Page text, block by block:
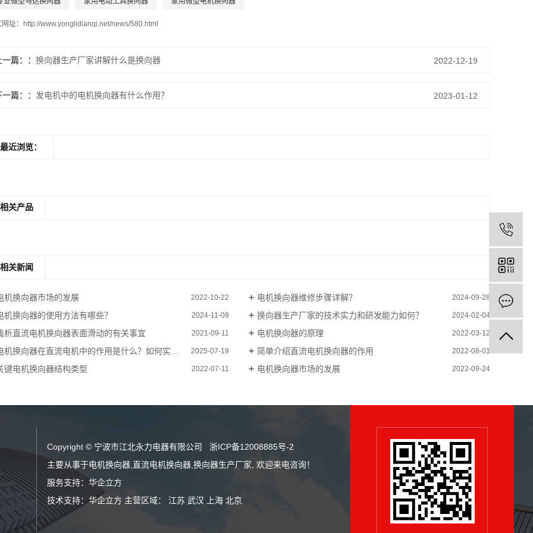
址： http://www.yonglidianqi.net/news/580.html
篇： 换向器生产厂家讲解什么是换向器 2022-12-19
篇： 发电机中的电机换向器有什么作用？ 2023-01-12
最近浏览：
相关产品
相关新闻
机换向器市场的发展 2022-10-22 电机换向器维修步骤详解？ 2024-09-28
机换向器的使用方法有哪些？ 2024-11-09 换向器生产厂家的技术实力和研发能力如何？ 2024-02-04
析直流电机换向器表面滑动的有关事宜 2021-09-11 电机换向器的原理 2022-03-12
机换向器在直流电机中的作用是什么？如何实现电流方向切换？ 2025-07-19 简单介绍直流电机换向器的作用 2022-08-01
键电机换向器结构类型 2022-07-11 电机换向器市场的发展 2022-09-24
Copyright © 宁波市江北永力电器有限公司 浙ICP备12008885号-2
主要从事于电机换向器 直流电机换向器 换向器生产厂家 , 欢迎来电咨询！
服务支持： 华企立方
技术支持：华企立方 主营区域： 江苏 武汉 上海 北京